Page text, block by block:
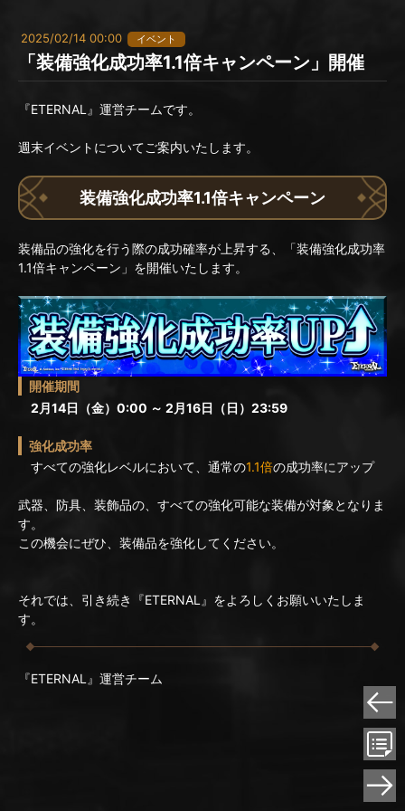
2025/02/14 00:00 イベント
「装備強化成功率1.1倍キャンペーン」開催
『ETERNAL』運営チームです。
週末イベントについてご案内いたします。
装備強化成功率1.1倍キャンペーン
装備品の強化を行う際の成功確率が上昇する、「装備強化成功率
1.1倍キャンペーン」を開催いたします。
開催期間
2月14日（金）0:00 ～ 2月16日（日）23:59
強化成功率
すべての強化レベルにおいて、通常の1.1倍の成功率にアップ
武器、防具、装飾品の、すべての強化可能な装備が対象となりま
す。
この機会にぜひ、装備品を強化してください。
それでは、引き続き『ETERNAL』をよろしくお願いいたしま
す。
『ETERNAL』運営チーム